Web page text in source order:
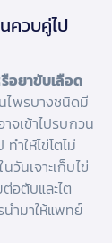
ควบคู่ไป
อยาขับเลือด
ไพรบางชนิดมี
จเข้าไปรบกวน
ำให้ไข่โตไม่
นเจาะเก็บไข่
อตับและไต
ำมาให้แพทย์